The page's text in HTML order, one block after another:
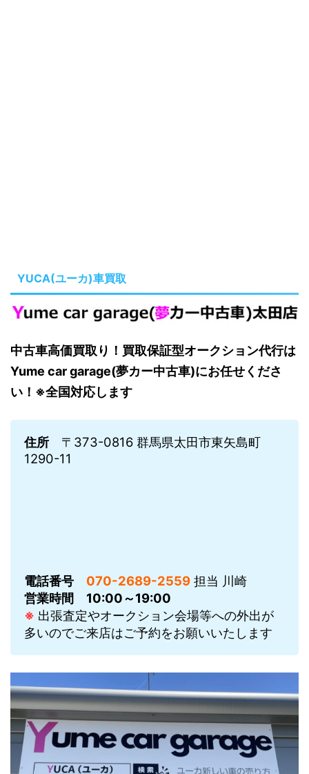
YUCA(ユーカ)車買取
中古車高価買取り！買取保証型オークション代行は
Yume car garage(夢カー中古車)にお任せくださ
い！※全国対応します
住所 〒373-0816 群馬県太田市東矢島町
1290-11
電話番号 070-2689-2559 担当 川崎
営業時間
10:00～19:00
※ 出張査定やオークション会場等への外出が
多いのでご来店はご予約をお願いいたします